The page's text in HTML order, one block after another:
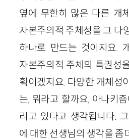
옆에 무한히 많은 다른 개
자본주의적 주체성을 그 다
하나로 만드는 것이지요.
자본주의적 주체의 특권성
획이겠지요. 다양한 개체성
는, 뭐라고 할까요, 아나키
리고 있다고 생각됩니다.
에 대한 선생님의 생각을 좀